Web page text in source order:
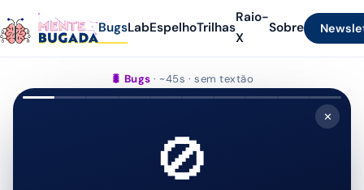
BugsLabEspelhoTrilhas
Raio-
X
Sobre
🐛 Bugs · ~45s · sem textão